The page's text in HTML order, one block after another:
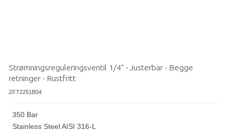
Strømningsreguleringsventil 1/4" - Justerbar - Begge
retninger - Rustfritt
ZFT2251B04
350 Bar
Stainless Steel AISI 316-L